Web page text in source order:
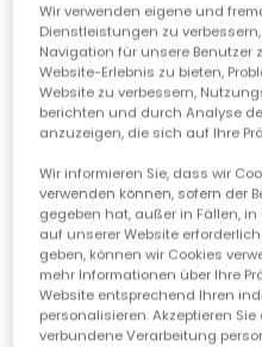
Wir verwenden eigene und
Dienstleistungen zu
Navigation für unsere Benutzer
Website-Erlebnis zu bieten,
Website zu verbessern,
berichten und durch Analyse
anzuzeigen, die sich auf Ihre
Wir informieren Sie, dass wir
verwenden können, sofern der
gegeben hat, außer in Fällen,
auf unserer Website
geben, können wir Cookies
mehr Informationen über Ihre
Website entsprechend Ihren
personalisieren. Akzeptieren
verbundene Verarbeitung